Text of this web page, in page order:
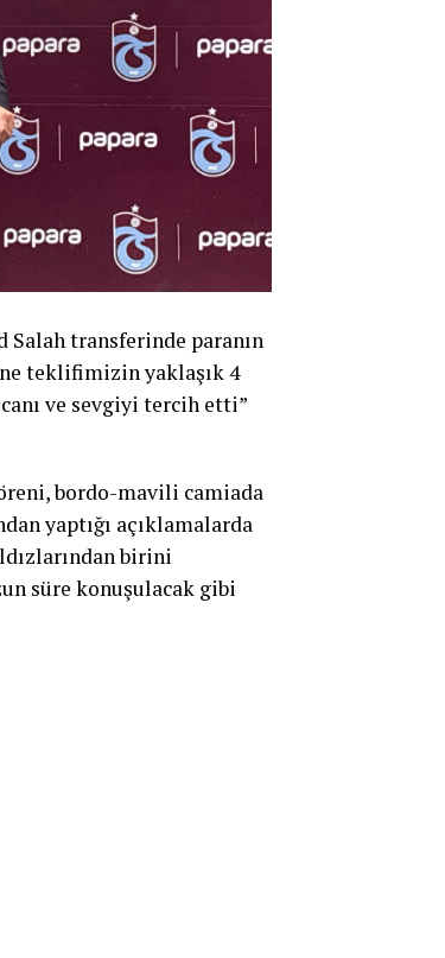
Salah transferinde paranın
teklifimizin yaklaşık 4
ve sevgiyi tercih etti”
bordo-mavili camiada
yaptığı açıklamalarda
birini
süre konuşulacak gibi